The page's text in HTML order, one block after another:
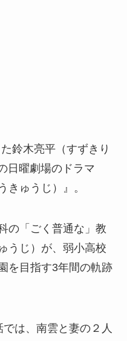
鈴木亮平（すずきり
日曜劇場のドラマ
きゅうじ）』。
の「ごく普通な」教
うじ）が、弱小高校
を目指す3年間の軌跡
は、南雲と妻の２人